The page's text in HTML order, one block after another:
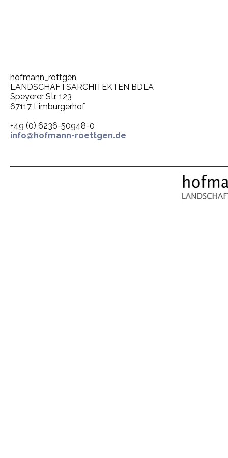
hofmann röttgen
LANDSCHAFTSARCHITEKTEN BDLA
Speyerer Str. 123
67117 Limburgerhof
+49 (0) 6236-50948-0
info@hofmann-roettgen.de